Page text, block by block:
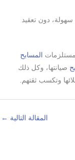
دون تعقيد
مستلزمات
المسابح
صيانتها، وكل ذلك
وتكسب ثقتهم.
المقالة التالية ←